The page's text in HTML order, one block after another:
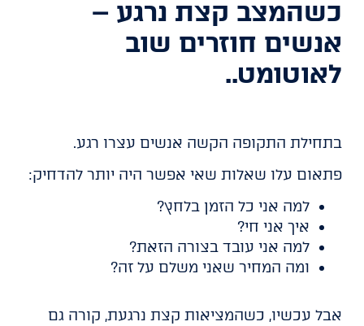
כשהמצב קצת נרגע –
אנשים חוזרים שוב
לאוטומט..
בתחילת התקופה הקשה אנשים עצרו רגע.
פתאום עלו שאלות שאי אפשר היה יותר להדחיק:
למה אני כל הזמן בלחץ?
איך אני חי?
למה אני עובד בצורה הזאת?
ומה המחיר שאני משלם על זה?
אבל עכשיו, כשהמציאות קצת נרגעת, קורה גם